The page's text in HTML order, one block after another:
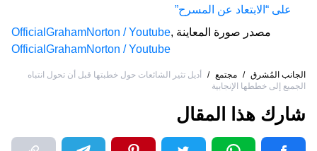
على “الابتعاد عن المسرح”
مصدر صورة المعاينة OfficialGrahamNorton / Youtube,
OfficialGrahamNorton / Youtube
الجانب المُشرق / مجتمع /
أديل تثير الشائعات حول خطبتها قبل أن تحول انتباه
الجميع إلى خططها الإنجابية
شارك هذا المقال